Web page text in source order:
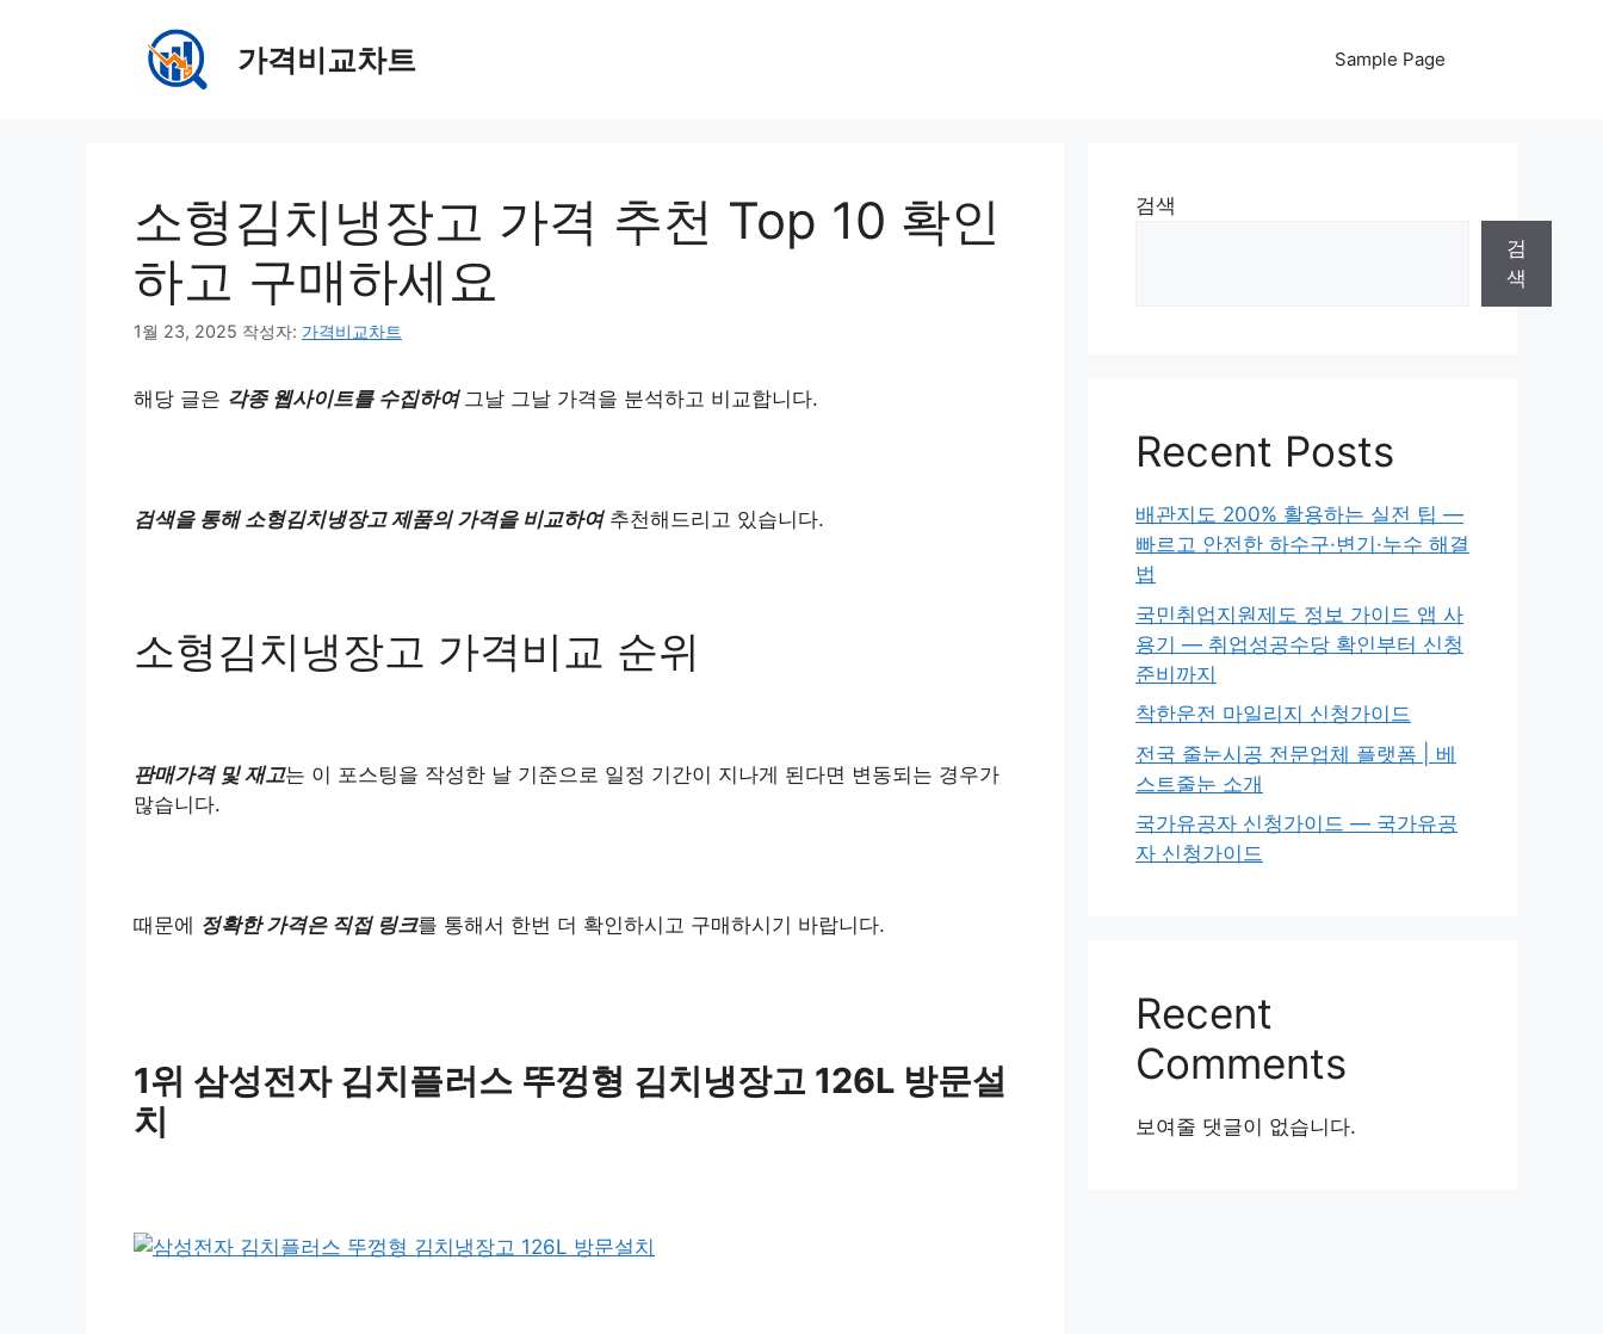
가격비교차트 Sample Page
소형김치냉장고 가격 추천 Top 10 확인
하고 구매하세요
1월 23, 2025 작성자: 가격비교차트
해당 글은 각종 웹사이트를 수집하여 그날 그날 가격을 분석하고 비교합니다.
검색을 통해 소형김치냉장고 제품의 가격을 비교하여추천해드리고 있습니다.
소형김치냉장고 가격비교 순위
판매가격 및 재고는 이 포스팅을 작성한 날 기준으로 일정 기간이 지나게 된다면 변동되는 경우가
많습니다.
때문에 정확한 가격은 직접 링크를 통해서 한번 더 확인하시고 구매하시기 바랍니다.
1위 삼성전자 김치플러스 뚜껑형 김치냉장고 126L 방문설
치
검색
검
색
Recent Posts
배관지도 200% 활용하는 실전 팁 —
빠르고 안전한 하수구·변기·누수 해결
법
국민취업지원제도 정보 가이드 앱 사
용기 — 취업성공수당 확인부터 신청
준비까지
착한운전 마일리지 신청가이드
전국 줄눈시공 전문업체 플랫폼 | 베
스트줄눈 소개
국가유공자 신청가이드 — 국가유공
자 신청가이드
Recent
Comments
보여줄 댓글이 없습니다.